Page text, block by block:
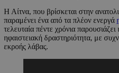
Η Αίτνα, που βρίσκεται στην
παραμένει ένα από τα πλέον ενεργά
τελευταία πέντε χρόνια παρουσιάζει
ηφαιστειακή δραστηριότητα, με
εκροής λάβας.